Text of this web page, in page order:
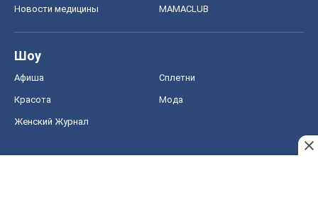
Новости медицины MAMACLUB
Шоу
Афиша Сплетни
Красота Мода
Женский Журнал